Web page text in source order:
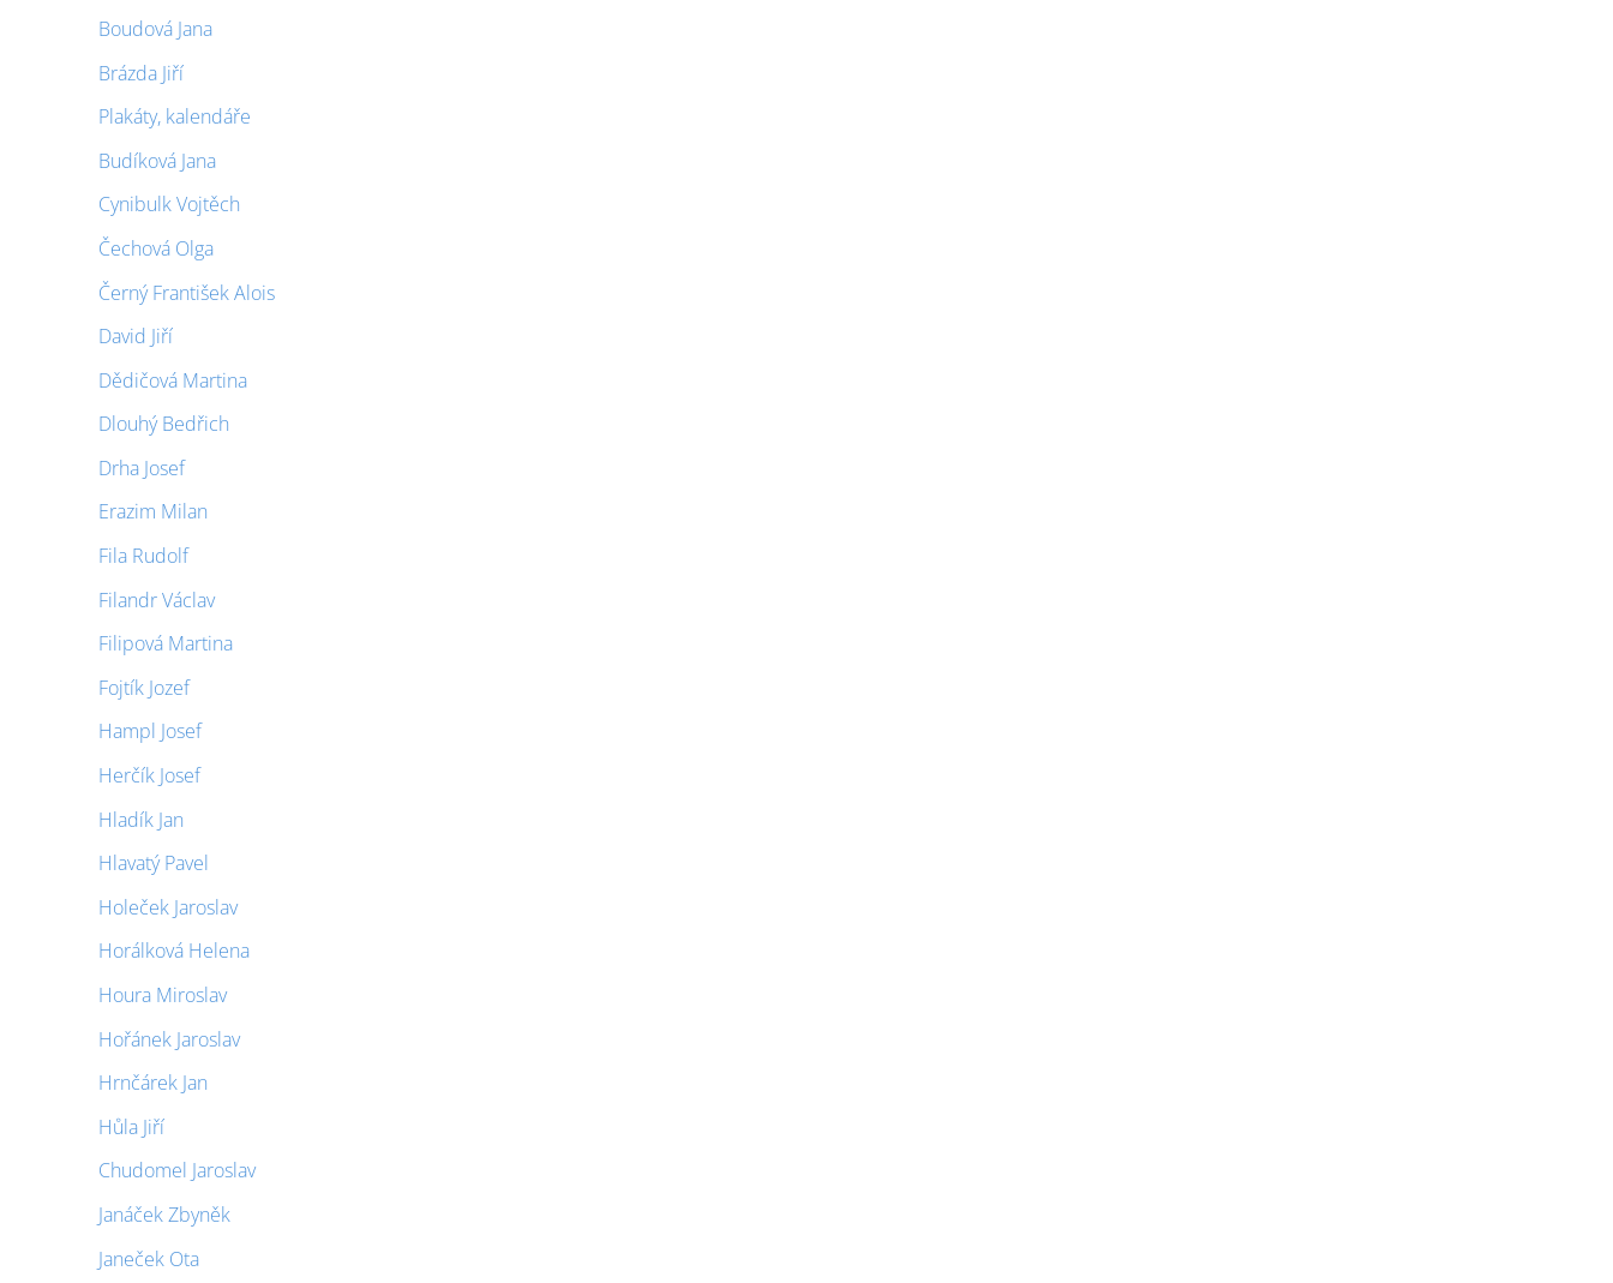
Boudová Jana
Brázda Jiří
Plakáty, kalendáře
Budíková Jana
Cynibulk Vojtěch
Čechová Olga
Černý František Alois
David Jiří
Dědičová Martina
Dlouhý Bedřich
Drha Josef
Erazim Milan
Fila Rudolf
Filandr Václav
Filipová Martina
Fojtík Jozef
Hampl Josef
Herčík Josef
Hladík Jan
Hlavatý Pavel
Holeček Jaroslav
Horálková Helena
Houra Miroslav
Hořánek Jaroslav
Hrnčárek Jan
Hůla Jiří
Chudomel Jaroslav
Janáček Zbyněk
Janeček Ota